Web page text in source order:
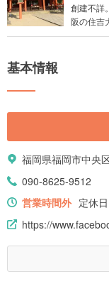
創建不詳
阪の住吉
基本情報
福岡県福岡市中央
090-8625-9512
営業時間外 定休日
https://